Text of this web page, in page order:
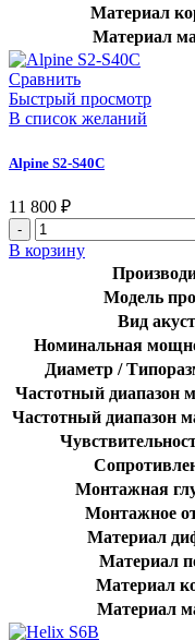
Материал
Материал
Сравнить
Быстрый просмотр
В список желаний
Alpine S2-S40C
11 800 ₽
Количество
товара
Alpine
В корзину
Модель
Вид
Номинальная
Диаметр /
Частотный диапазон
Частотный диапазон
Монтажная
Монтажное
Материал
Материал
Материал
Материал